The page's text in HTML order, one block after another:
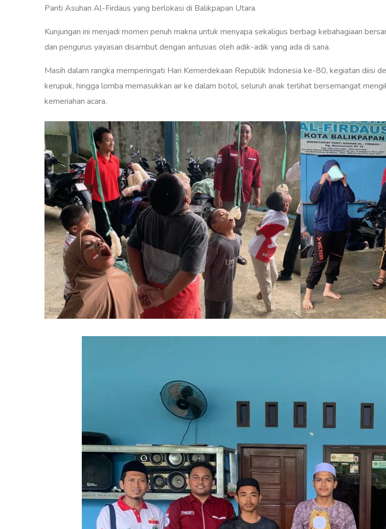
Panti Asuhan Al-Firdaus yang berlokasi di Balikpapan Utara.
Kunjungan ini menjadi momen penuh makna untuk menyapa sekaligus berbagi kebahagiaan
dan pengurus yayasan disambut dengan antusias oleh adik-adik yang ada di sana.
Masih dalam rangka memperingati Hari Kemerdekaan Republik Indonesia ke-80, kegiatan diisi
kerupuk, hingga lomba memasukkan air ke dalam botol, seluruh anak terlihat bersemangat
kemeriahan acara.